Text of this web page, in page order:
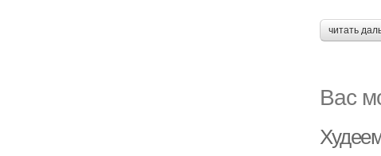
читать
Вас